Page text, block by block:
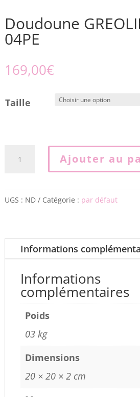
Doudoune
04PE
169,00€
Taille
GREOLIERES
Ajouter au
UGS : ND Catégorie : par défaut
Informations
Informations
complémentaires
Poids
03 kg
Dimensions
20 × 20 × 2 cm